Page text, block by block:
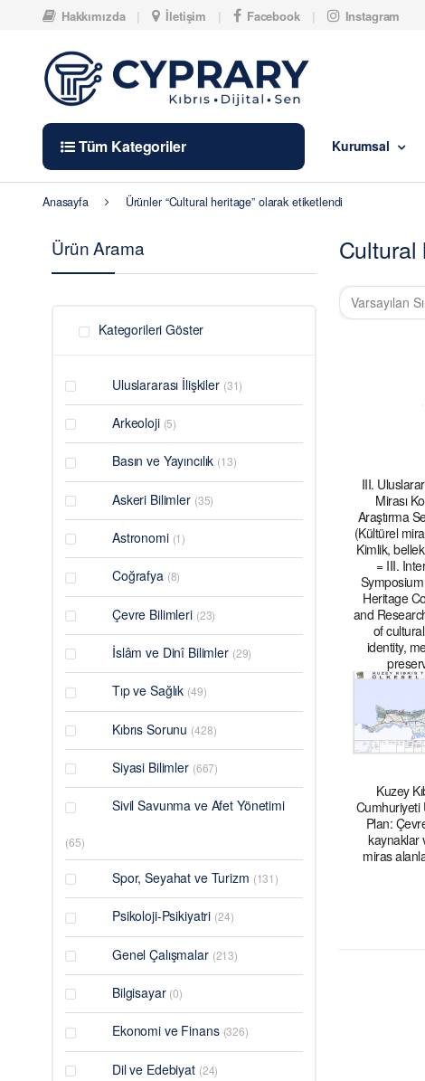
Skip to navigation
Skip to contentHakkımızda İletişim Facebook Instagram
Tüm Kategoriler Kurumsal
Anasayfa Ürünler “Cultural heritage” olarak etiketlendi
Cultural
III.
Mirası
Araştırma
(Kültürel
Kimlik,
= III.
Heritage
and
of
identity,
Kuzey
Cumhuriyeti
Plan:
kaynaklar
miras
Ürün Arama
Kategorileri Göster
Uluslararası İlişkiler (31)
Arkeoloji (5)
Basın ve Yayıncılık (13)
Askeri Bilimler (35)
Astronomi (1)
Coğrafya (8)
Çevre Bilimleri (23)
İslâm ve Dinî Bilimler (29)
Tıp ve Sağlık (49)
Kıbrıs Sorunu (428)
Siyasi Bilimler (667)
Sivil Savunma ve Afet Yönetimi
(65)
Spor, Seyahat ve Turizm (131)
Psikoloji-Psikiyatri (24)
Genel Çalışmalar (213)
Bilgisayar (0)
Ekonomi ve Finans (326)
Dil ve Edebiyat (24)